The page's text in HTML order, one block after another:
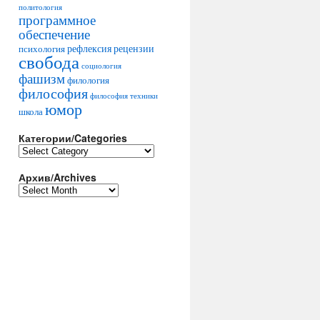
политология
программное
обеспечение
психологиярефлексиярецензии
свобода социология
фашизмфилология
философия философия техники
школаюмор
Категории/Categories
К
т
Архив/Archives
А